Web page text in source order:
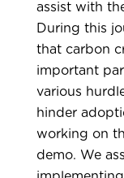
assist with
During this
that carbon
important
various
hinder
working on
demo. We